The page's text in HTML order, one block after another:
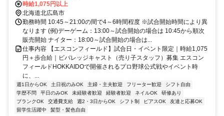
時給1,075円以上
北海道北広島市
勤務時間 10:45～21:00の間で4～6時間程度 ※試合開始時間により異
なります (例)デーゲーム：13:00～試合開始の場合は 10:45から順次
販売開始 ナイター：18:00～試合開始の場合は...
仕事内容 【エスコンフィールド】試合日・イベント限定｜時給1,075
円＋歩合給｜ビバレッジキャスト（売り子スタッフ）募集 エスコン
フィールドHOKKAIDOで開催されるプロ野球公式戦やイベント時
に、...
週1日からOK 土日祝のみOK 主婦・主夫歓迎 フリーター歓迎
シフト自由
学歴不問
平日のみOK 未経験者歓迎 経験者歓迎 ネイルOK
研修あり
ブランクOK
交通費支給 週2・3日からOK シフト制 ピアスOK
友達と応募OK
留学生活躍中
髪型・髪色自由